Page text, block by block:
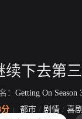
： Getting On Season
分
都市 / 剧情 / 喜